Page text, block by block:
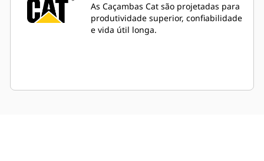
As Caçambas Cat são projetadas para
produtividade superior, confiabilidade
e vida útil longa.